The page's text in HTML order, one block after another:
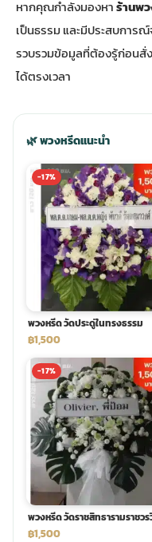
จัดดอกไม้หน้าโลง
ดอกไม้ศพ
ดอกไม้งานศพ ส่งด่วน
ดอกไม้งานศพ กรุงเทพ
ดอกไม้งานศพ ปากคลองตล
ร้านดอกไม้งานศพ ใกล้ฉัน
ดอกไม้งานศพ ราคาถูก
จัดดอกไม้งานศพ ราคา
ดอกไม้งานศพ ส่งฟรี
ดอกไม้งานศพ ออนไลน์
พวงดอกไม้งานศพ
พวงหรีด ปากคลองตลาด
พวงหรีดดอกไม้สด
พวงหรีดดอกไม้สด ราคา
สั่งพวงหรีด ออนไลน์
ส่งพวงหรีด ด่วน กรุงเทพ
ร้านพวงหรีด กรุงเทพ ส่งฟรี
พวงหรีด ปากคลองตลาด
พวงหรีด ส่งด่วน วันนี้
หน้าเมรุ
รุ ราคาถูก
ม้หน้าเมรุ
ระดับเมรุ
มรุ ออนไลน์
มรุ ส่งด่วน
น้าเมรุ กรุงเทพ
พวงหรีดพัดลม ปากคลองตลาด
พวงหรีดพัดลม แบบสวยๆ
ขั้นตอนจัดงานศพ
จัดงานศพ ราคาถูก
หากคุณกำลังมองหาร้านพ
เป็นธรรม และมีประสบการ
รวบรวมข้อมูลที่ต้องรู้ก่อนสั่ง
ได้ตรงเวลา
🌿 พวงหรีดแนะนำ
-17%
พวงหรีด วัดประดู่ในทรงธรรม
฿1,500
-17%
พวงหรีด วัดราชสิทธารามราชวร
฿1,500